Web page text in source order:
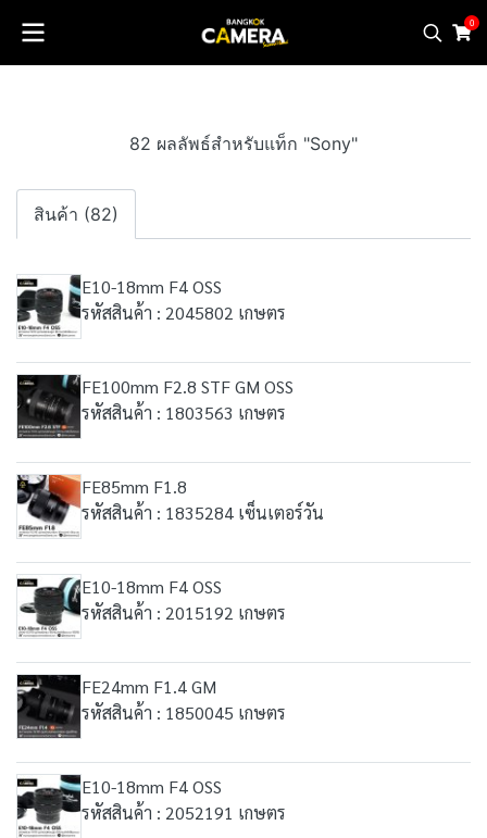
0
82 ผลลัพธ์สำหรับแท็ก "Sony"
สินค้า (82)
E10-18mm F4 OSS
รหัสสินค้า : 2045802 เกษตร
FE100mm F2.8 STF GM OSS
รหัสสินค้า : 1803563 เกษตร
FE85mm F1.8
รหัสสินค้า : 1835284 เซ็นเตอร์วัน
E10-18mm F4 OSS
รหัสสินค้า : 2015192 เกษตร
FE24mm F1.4 GM
รหัสสินค้า : 1850045 เกษตร
E10-18mm F4 OSS
รหัสสินค้า : 2052191 เกษตร